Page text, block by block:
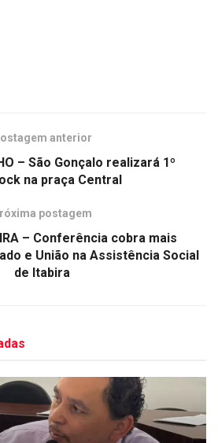
anterior
– São Gonçalo realizará 1º
na praça Central
postagem
– Conferência cobra mais
e União na Assistência Social
de Itabira